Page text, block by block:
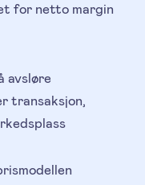
for netto margin
avsløre
transaksjon,